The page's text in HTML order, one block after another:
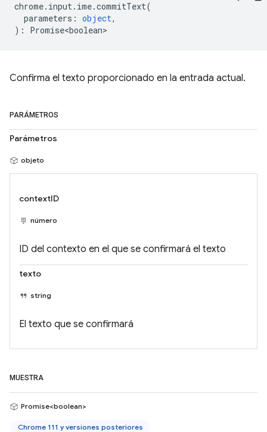
chrome. input. ime.commitText(
parameters : object,
) : Promise<boolean>
Confirma el texto proporcionado en la entrada actual.
PARÁMETROS
Parámetros
objeto
contextID
número
ID del contexto en el que se confirmará el texto
texto
string
El texto que se confirmará
MUESTRA
Promise<boolean>
Chrome 111 y versiones posteriores